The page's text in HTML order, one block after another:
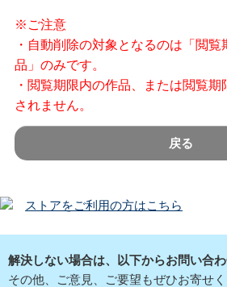
※ご注意
・自動削除の対象となるのは「閲
品」のみです。
・閲覧期限内の作品、または閲覧
されません。
戻る
ストアをご利用の方はこちら
解決しない場合は、以下からお問い合わ
その他、ご意見、ご要望もぜひお寄せく